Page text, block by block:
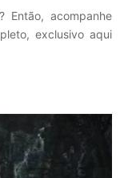
Então, acompanhe
exclusivo aqui